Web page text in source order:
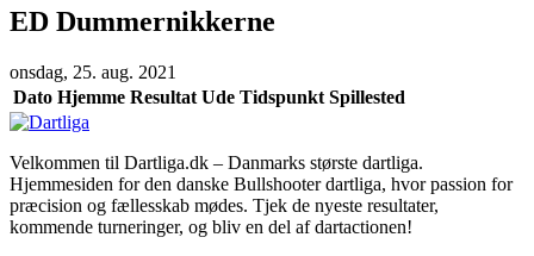
ED Dummernikkerne
onsdag, 25. aug. 2021
Dato Hjemme Resultat Ude Tidspunkt Spillested
Velkommen til Dartliga.dk – Danmarks største dartliga.
Hjemmesiden for den danske Bullshooter dartliga, hvor passion for
præcision og fællesskab mødes. Tjek de nyeste resultater,
kommende turneringer, og bliv en del af dartactionen!